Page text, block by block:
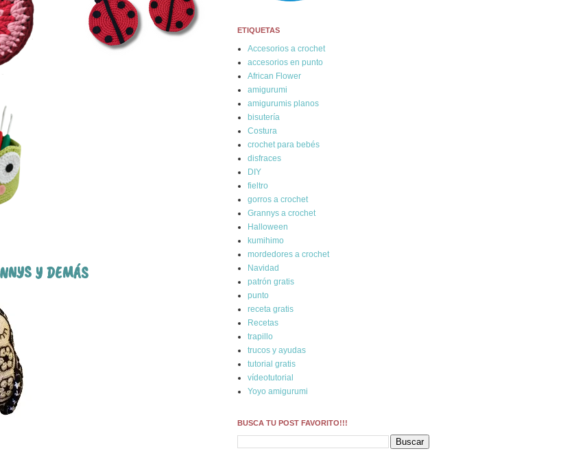
Y DEMÁS
ETIQUETAS
Accesorios a crochet
accesorios en punto
African Flower
amigurumi
amigurumis planos
bisutería
Costura
crochet para bebés
disfraces
DIY
fieltro
gorros a crochet
Grannys a crochet
Halloween
kumihimo
mordedores a crochet
Navidad
patrón gratis
punto
receta gratis
Recetas
trapillo
trucos y ayudas
tutorial gratis
vídeotutorial
Yoyo amigurumi
BUSCA TU POST FAVORITO!!!